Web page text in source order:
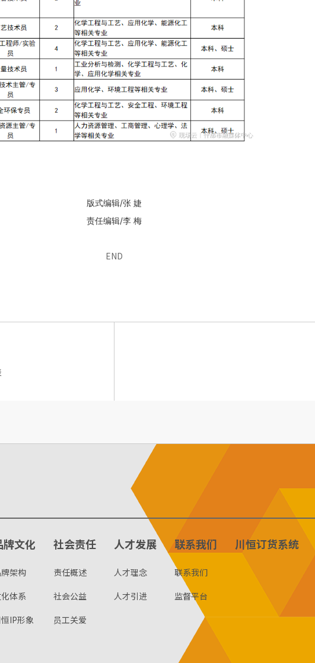
版式编辑/张 婕
责任编辑/李 梅
END
牌文化
架构
体系
IP形象
社会责任
责任概述
社会公益
员工关爱
人才发展
人才理念
人才引进
联系我们
联系我们
监督平台
川恒订货系统